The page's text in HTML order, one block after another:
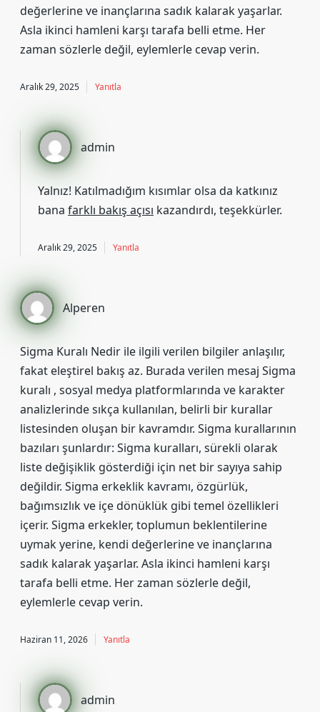
değerlerine ve inançlarına sadık kalarak yaşarlar.
Asla ikinci hamleni karşı tarafa belli etme. Her
zaman sözlerle değil, eylemlerle cevap verin.
Aralık 29, 2025 Yanıtla
admin
Yalnız! Katılmadığım kısımlar olsa da katkınız
bana farklı bakış açısı kazandırdı, teşekkürler.
Aralık 29, 2025 Yanıtla
Alperen
Sigma Kuralı Nedir ile ilgili verilen bilgiler anlaşılır,
fakat eleştirel bakış az. Burada verilen mesaj Sigma
kuralı , sosyal medya platformlarında ve karakter
analizlerinde sıkça kullanılan, belirli bir kurallar
listesinden oluşan bir kavramdır. Sigma kurallarının
bazıları şunlardır: Sigma kuralları, sürekli olarak
liste değişiklik gösterdiği için net bir sayıya sahip
değildir. Sigma erkeklik kavramı, özgürlük,
bağımsızlık ve içe dönüklük gibi temel özellikleri
içerir. Sigma erkekler, toplumun beklentilerine
uymak yerine, kendi değerlerine ve inançlarına
sadık kalarak yaşarlar. Asla ikinci hamleni karşı
tarafa belli etme. Her zaman sözlerle değil,
eylemlerle cevap verin.
Haziran 11, 2026 Yanıtla
admin